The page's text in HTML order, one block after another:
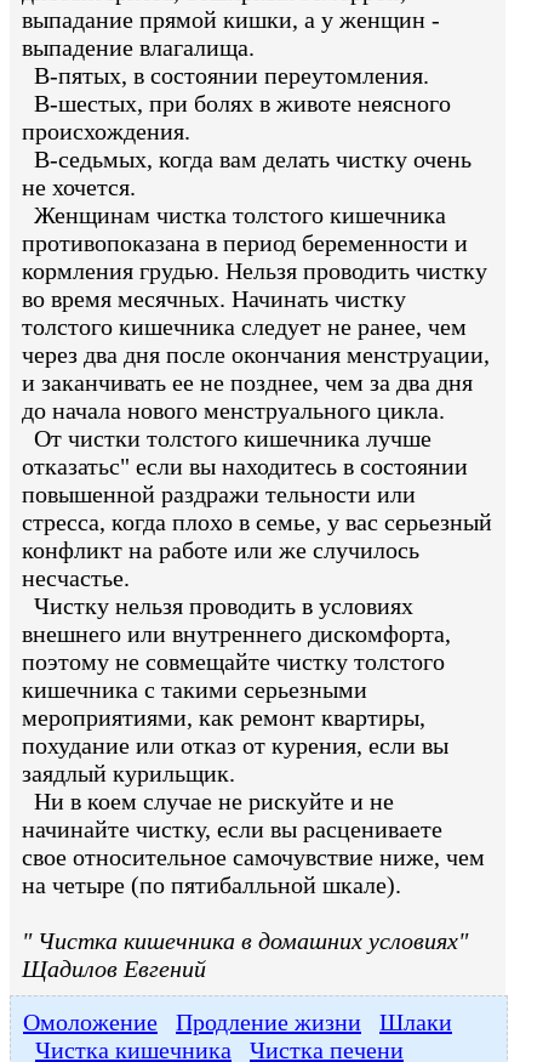
выпадание прямой кишки, а у женщин -
выпадение влагалища.
В-пятых, в состоянии переутомления.
В-шестых, при болях в животе неясного
происхождения.
В-седьмых, когда вам делать чистку очень
не хочется.
Женщинам чистка толстого кишечника
противопоказана в период беременности и
кормления грудью. Нельзя проводить чистку
во время месячных. Начинать чистку
толстого кишечника следует не ранее, чем
через два дня после окончания менструации,
и заканчивать ее не позднее, чем за два дня
до начала нового менструального цикла.
От чистки толстого кишечника лучше
отказатьс" если вы находитесь в состоянии
повышенной раздражи тельности или
стресса, когда плохо в семье, у вас серьезный
конфликт на работе или же случилось
несчастье.
Чистку нельзя проводить в условиях
внешнего или внутреннего дискомфорта,
поэтому не совмещайте чистку толстого
кишечника с такими серьезными
мероприятиями, как ремонт квартиры,
похудание или отказ от курения, если вы
заядлый курильщик.
Ни в коем случае не рискуйте и не
начинайте чистку, если вы расцениваете
свое относительное самочувствие ниже, чем
на четыре (по пятибалльной шкале).
" Чистка кишечника в домашних условиях"
Щадилов Евгений
Омоложение
Продление жизни
Шлаки
Чистка кишечника
Чистка печени